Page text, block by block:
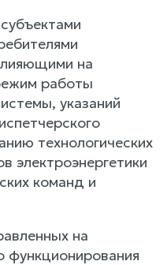
на
работы
указаний
технологических
электроэнергетики
команд и
на
функционирования